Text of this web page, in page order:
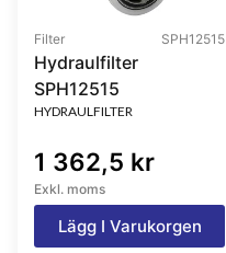
Filter SPH12515
Hydraulfilter
SPH12515
HYDRAULFILTER
1 362,5 kr
Exkl. moms
Lägg I Varukorgen